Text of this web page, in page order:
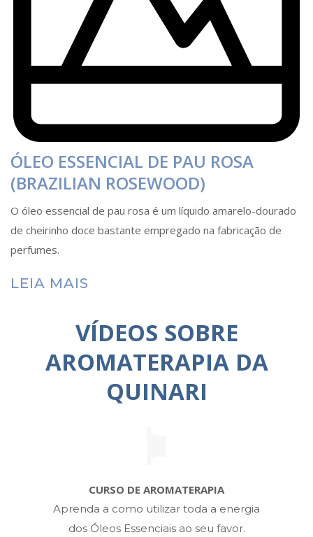
ÓLEO ESSENCIAL DE PAU ROSA
(BRAZILIAN ROSEWOOD)
O óleo essencial de pau rosa é um líquido amarelo-dourado
de cheirinho doce bastante empregado na fabricação de
perfumes.
LEIA MAIS
VÍDEOS SOBRE
AROMATERAPIA DA
QUINARI
CURSO DE AROMATERAPIA
Aprenda a como utilizar toda a energia
dos Óleos Essenciais ao seu favor.